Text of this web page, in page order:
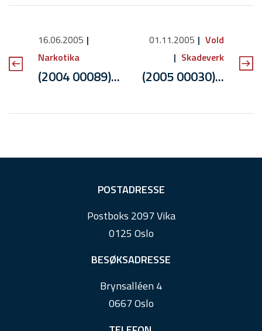
16.06.2005
Narkotika
(2004 00089)...
01.11.2005
Vold
Skadeverk
(2005 00030)...
POSTADRESSE
Postboks 2097 Vika
0125 Oslo
BESØKSADRESSE
Brynsalléen 4
0667 Oslo